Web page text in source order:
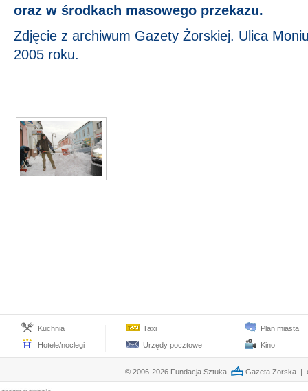
oraz w środkach masowego przekazu.
Zdjęcie z archiwum Gazety Żorskiej. Ulica
2005 roku.
Kuchnia
Hotele/noclegi
Taxi
Urzędy pocztowe
Plan miasta
Kino
© 2006-2026 Fundacja Sztuka, Gazeta Żorska |